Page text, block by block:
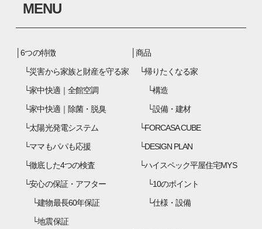
MENU
6つの特徴
災害から家族と財産を守る家
家中快適｜全館空調
家中快適｜除菌・脱臭
太陽光発電システム
ママもパパも応援
徹底した4つの検査
安心の保証・アフター
建物最長60年保証
地震保証
商品
帰りたくなる家
構造
設備・建材
FORCASA CUBE
DESIGN PLAN
ハイスペック平屋住宅MYS
10のポイント
仕様・設備